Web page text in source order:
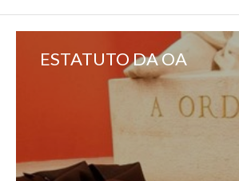
ESTATUTO DA OA